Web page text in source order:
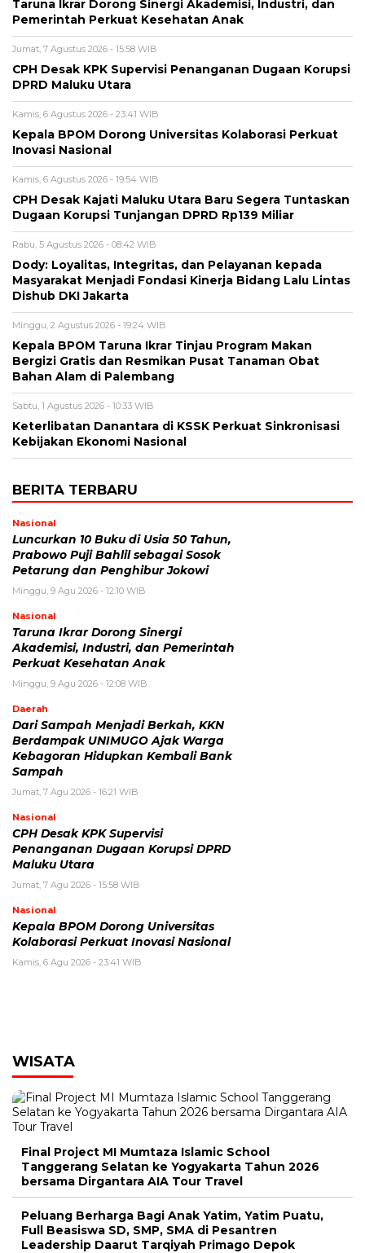
Taruna Ikrar Dorong Sinergi Akademisi, Industri, dan
Pemerintah Perkuat Kesehatan Anak
Jumat, 7 Agustus 2026 - 15:58 WIB
CPH Desak KPK Supervisi Penanganan Dugaan Korupsi
DPRD Maluku Utara
Kamis, 6 Agustus 2026 - 23:41 WIB
Kepala BPOM Dorong Universitas Kolaborasi Perkuat
Inovasi Nasional
Kamis, 6 Agustus 2026 - 19:54 WIB
CPH Desak Kajati Maluku Utara Baru Segera Tuntaskan
Dugaan Korupsi Tunjangan DPRD Rp139 Miliar
Rabu, 5 Agustus 2026 - 08:42 WIB
Dody: Loyalitas, Integritas, dan Pelayanan kepada
Masyarakat Menjadi Fondasi Kinerja Bidang Lalu Lintas
Dishub DKI Jakarta
Minggu, 2 Agustus 2026 - 19:24 WIB
Kepala BPOM Taruna Ikrar Tinjau Program Makan
Bergizi Gratis dan Resmikan Pusat Tanaman Obat
Bahan Alam di Palembang
Sabtu, 1 Agustus 2026 - 10:33 WIB
Keterlibatan Danantara di KSSK Perkuat Sinkronisasi
Kebijakan Ekonomi Nasional
BERITA TERBARU
Nasional
Luncurkan 10 Buku di Usia 50 Tahun,
Prabowo Puji Bahlil sebagai Sosok
Petarung dan Penghibur Jokowi
Minggu, 9 Agu 2026 - 12:10 WIB
Nasional
Taruna Ikrar Dorong Sinergi
Akademisi, Industri, dan Pemerintah
Perkuat Kesehatan Anak
Minggu, 9 Agu 2026 - 12:08 WIB
Daerah
Dari Sampah Menjadi Berkah, KKN
Berdampak UNIMUGO Ajak Warga
Kebagoran Hidupkan Kembali Bank
Sampah
Jumat, 7 Agu 2026 - 16:21 WIB
Nasional
CPH Desak KPK Supervisi
Penanganan Dugaan Korupsi DPRD
Maluku Utara
Jumat, 7 Agu 2026 - 15:58 WIB
Nasional
Kepala BPOM Dorong Universitas
Kolaborasi Perkuat Inovasi Nasional
Kamis, 6 Agu 2026 - 23:41 WIB
WISATA
Final Project MI Mumtaza Islamic School
Tanggerang Selatan ke Yogyakarta Tahun 2026
bersama Dirgantara AIA Tour Travel
Peluang Berharga Bagi Anak Yatim, Yatim Puatu,
Full Beasiswa SD, SMP, SMA di Pesantren
Leadership Daarut Tarqiyah Primago Depok